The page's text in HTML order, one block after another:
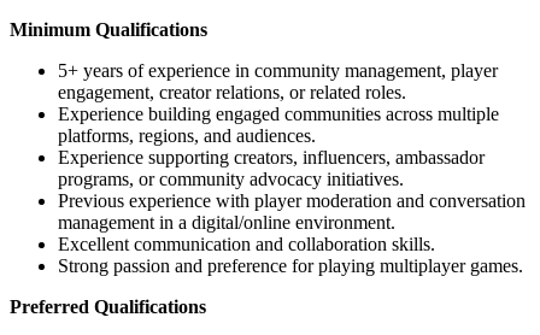
Minimum Qualifications
5+ years of experience in community management, player
engagement, creator relations, or related roles.
Experience building engaged communities across multiple
platforms, regions, and audiences.
Experience supporting creators, influencers, ambassador
programs, or community advocacy initiatives.
Previous experience with player moderation and conversation
management in a digital/online environment.
Excellent communication and collaboration skills.
Strong passion and preference for playing multiplayer games.
Preferred Qualifications